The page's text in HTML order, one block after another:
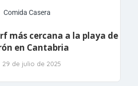
Comida Casera
más cercana a la playa de
en Cantabria
29 de julio de 2025